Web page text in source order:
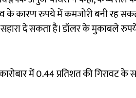
कारण रुपये में कमजोरी बनी रह
दे सकता है। डॉलर के मुकाबले
में 0.44 प्रतिशत की गिरावट के